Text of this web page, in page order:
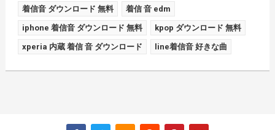
着信音 ダウンロード 無料 着信 音 edm
iphone 着信音 ダウンロード 無料 kpop ダウンロード 無料
xperia 内蔵 着信 音 ダウンロード line着信音 好きな曲